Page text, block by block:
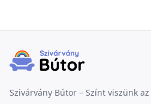
Szivárvány Bútor – Színt viszünk